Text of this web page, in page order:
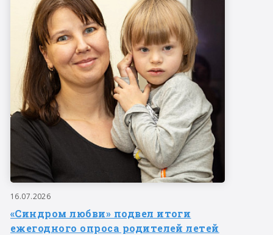
16.07.2026
«Синдром любви» подвел итоги
ежегодного опроса родителей летей